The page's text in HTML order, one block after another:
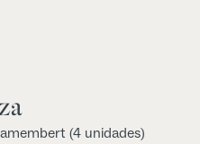
(4 unidades)